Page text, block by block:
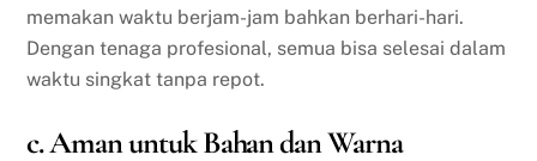
memakan waktu berjam-jam bahkan berhari-hari.
Dengan tenaga profesional, semua bisa selesai dalam
waktu singkat tanpa repot.
c. Aman untuk Bahan dan Warna